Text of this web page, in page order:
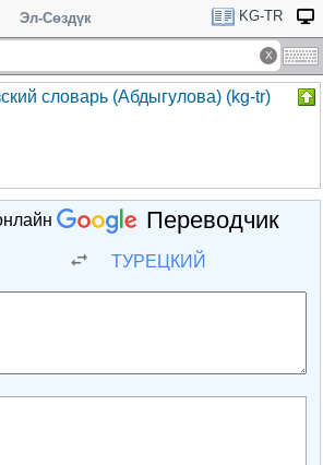
Эл-Сөздүк KG-TR
словарь (Абдыгулова) (kg-tr)
Переводчик
ТУРЕЦКИЙ